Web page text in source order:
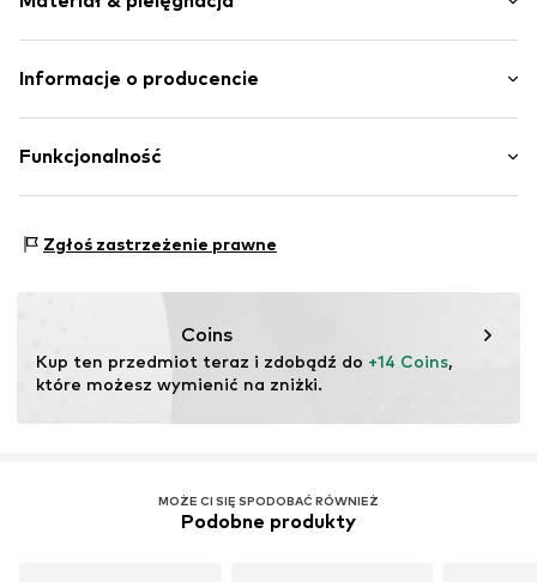
Pasek przy kostce
Wzór na całej powierzchni
Tekstylia
Nr artykułu NAIa34o001000001
Materiał wierzchni: Poliester - PES
Kraj pochodzenia: Chiny
Informacje o producencie
Modering 1
DE
Funkcjonalność
Funkcje: Ochrona UV
Zgłoś zastrzeżenie prawne
Coins
Kup ten przedmiot teraz i zdobądź do +14 Coins,
które możesz wymienić na zniżki.
MOŻE CI SIĘ SPODOBAĆ RÓWNIEŻ
Podobne produkty